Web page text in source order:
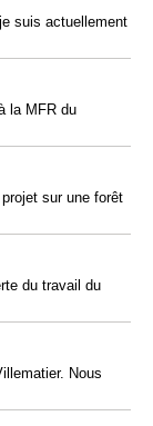
suis actuellement
la MFR du
sur une forêt
du travail du
Nous